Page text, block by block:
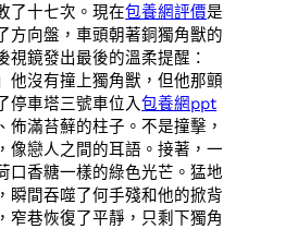
了十七次。現在包養網評價是
方向盤，車頭朝著銅獨角獸的
視鏡發出最後的溫柔提醒：
他沒有撞上獨角獸，但他那顫
停車塔三號車位入包養網ppt
佈滿苔蘚的柱子。不是撞擊，
像戀人之間的耳語。接著，一
口香糖一樣的綠色光芒。猛地
瞬間吞噬了何手殘和他的掀背
窄巷恢復了平靜，只剩下獨角